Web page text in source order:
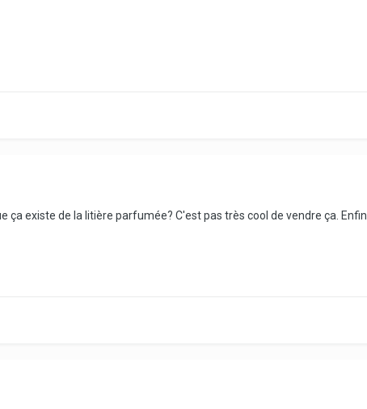
ça existe de la litière parfumée? C'est pas très cool de vendre ça.